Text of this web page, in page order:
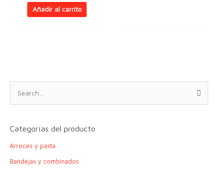
Añadir al carrito
r
p
Categorías del producto
Arroces y pasta
Bandejas y combinados